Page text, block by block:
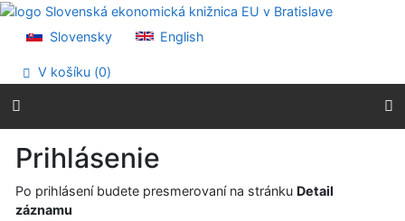
Prejsť na obsah
Prehlásenie o webovej prístupnosti
Slovensky English
V košíku (0)
Prihlásenie
Po prihlásení budete presmerovaní na stránku Detail
záznamu